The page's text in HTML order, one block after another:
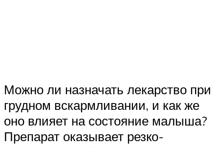
Можно ли назначать лекарство при
грудном вскармливании, и как же
оно влияет на состояние малыша?
Препарат оказывает резко-